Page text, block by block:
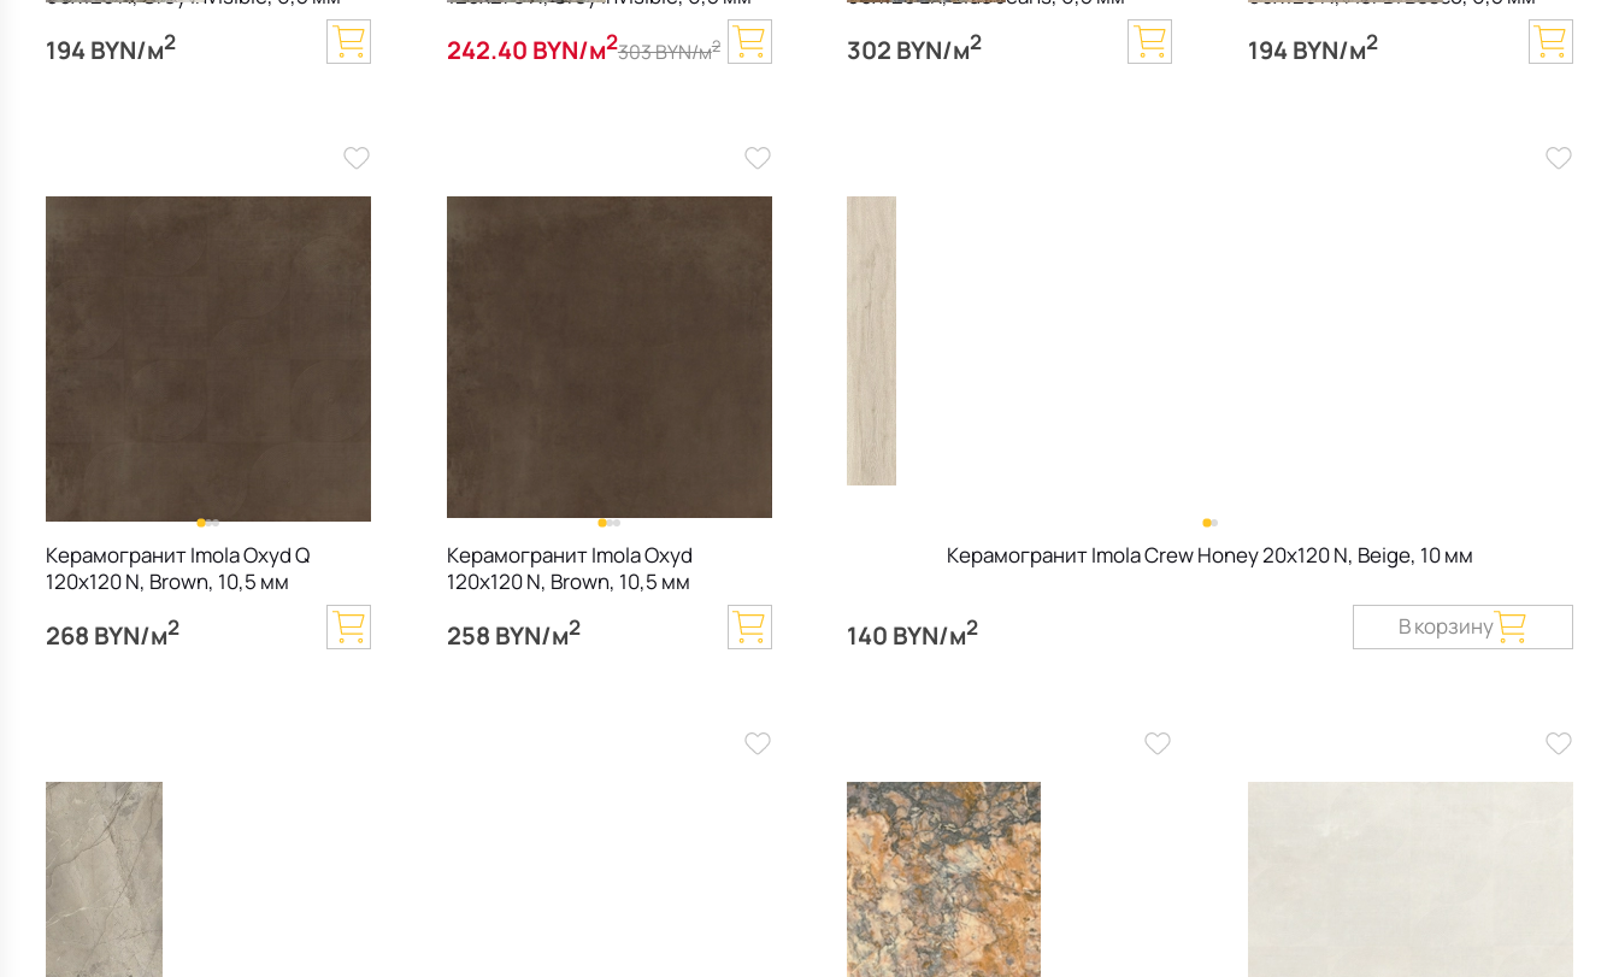
194 BYN/м2 242.40 BYN/м2303 BYN/м2 302 BYN/м2 194 BYN/м2
Керамогранит Imola Oxyd Q
120х120 N, Brown, 10,5 мм
268 BYN/м2
Керамогранит Imola Oxyd
120х120 N, Brown, 10,5 мм
258 BYN/м2
Керамогранит Imola Crew Honey 20х120 N, Beige, 10 мм
140 BYN/м2 В корзину